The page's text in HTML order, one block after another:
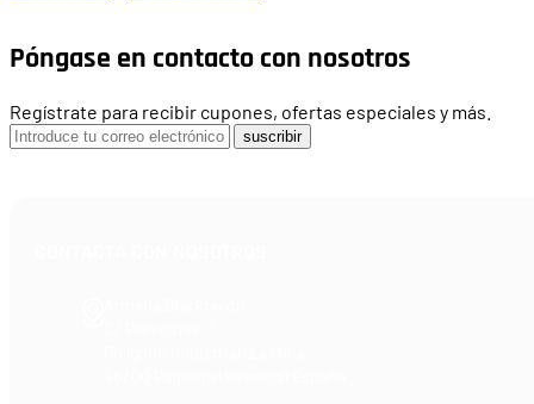
Póngase en contacto con nosotros
Regístrate para recibir cupones, ofertas especiales y más.
suscribir